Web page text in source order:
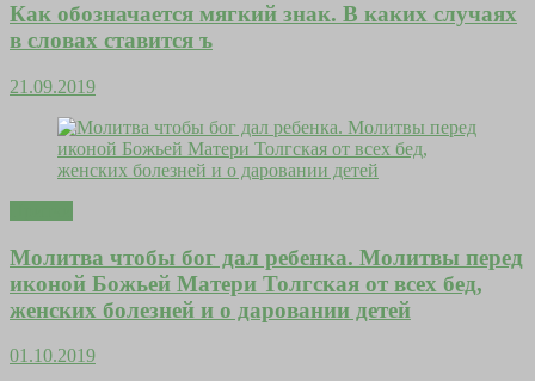
Как обозначается мягкий знак. В каких случаях
в словах ставится ъ
21.09.2019
Молитва чтобы бог дал ребенка. Молитвы перед
иконой Божьей Матери Толгская от всех бед,
женских болезней и о даровании детей
01.10.2019